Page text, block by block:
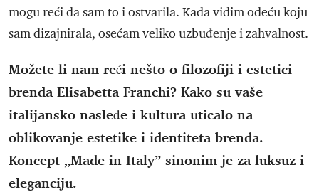
mogu reći da sam to i ostvarila. Kada vidim odeću koju
sam dizajnirala, osećam veliko uzbuđenje i zahvalnost.
Možete li nam reći nešto o filozofiji i estetici
brenda Elisabetta Franchi? Kako su vaše
italijansko nasleđe i kultura uticalo na
oblikovanje estetike i identiteta brenda.
Koncept „Made in Italy” sinonim je za luksuz i
eleganciju.